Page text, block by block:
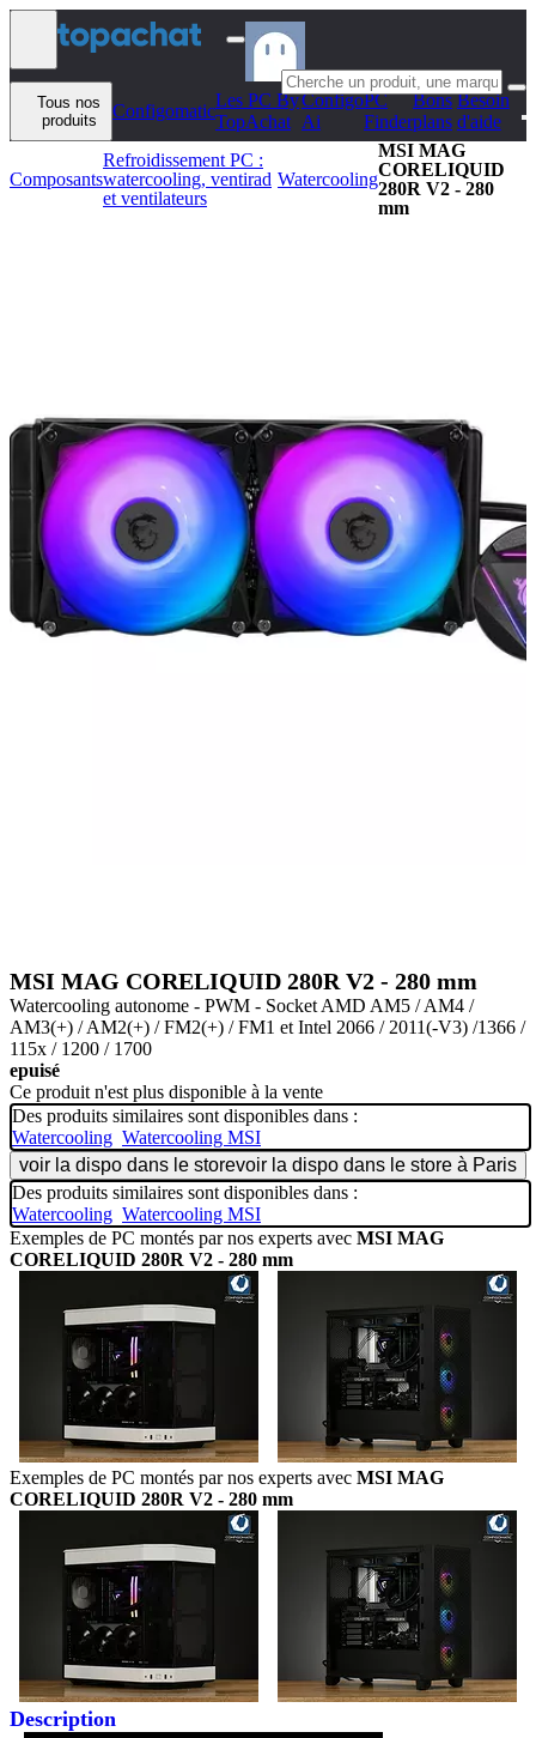
Aller au contenu
Tous nos
produits
Configomatic
Les PC By
TopAchat
Configo
Ai
PC
Finder
Bons
plans
Besoin
d'aide
Composants
Refroidissement PC :
watercooling, ventirad
et ventilateurs
Watercooling
MSI MAG
CORELIQUID
280R V2 - 280
mm
MSI MAG CORELIQUID 280R V2 - 280 mm
Watercooling autonome - PWM - Socket AMD AM5 / AM4 /
AM3(+) / AM2(+) / FM2(+) / FM1 et Intel 2066 / 2011(-V3) /1366 /
115x / 1200 / 1700
epuisé
Ce produit n'est plus disponible à la vente
Des produits similaires sont disponibles dans :
Watercooling Watercooling MSI
voir la dispo dans le storevoir la dispo dans le store à Paris
Des produits similaires sont disponibles dans :
Watercooling Watercooling MSI
Exemples de PC montés par nos experts avec MSI MAG
CORELIQUID 280R V2 - 280 mm
Exemples de PC montés par nos experts avec MSI MAG
CORELIQUID 280R V2 - 280 mm
Description